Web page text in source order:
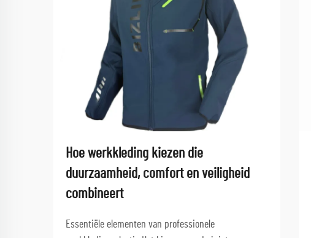
Hoe werkkleding kiezen die
duurzaamheid, comfort en veiligheid
combineert
Essentiële elementen van professionele